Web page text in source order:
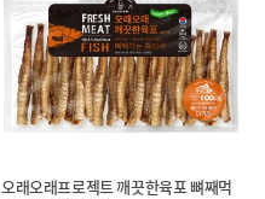
오래오래프로젝트 깨끗한육포 뼈째먹